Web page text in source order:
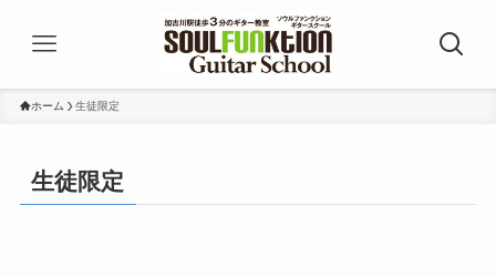
ホーム 生徒限定
生徒限定